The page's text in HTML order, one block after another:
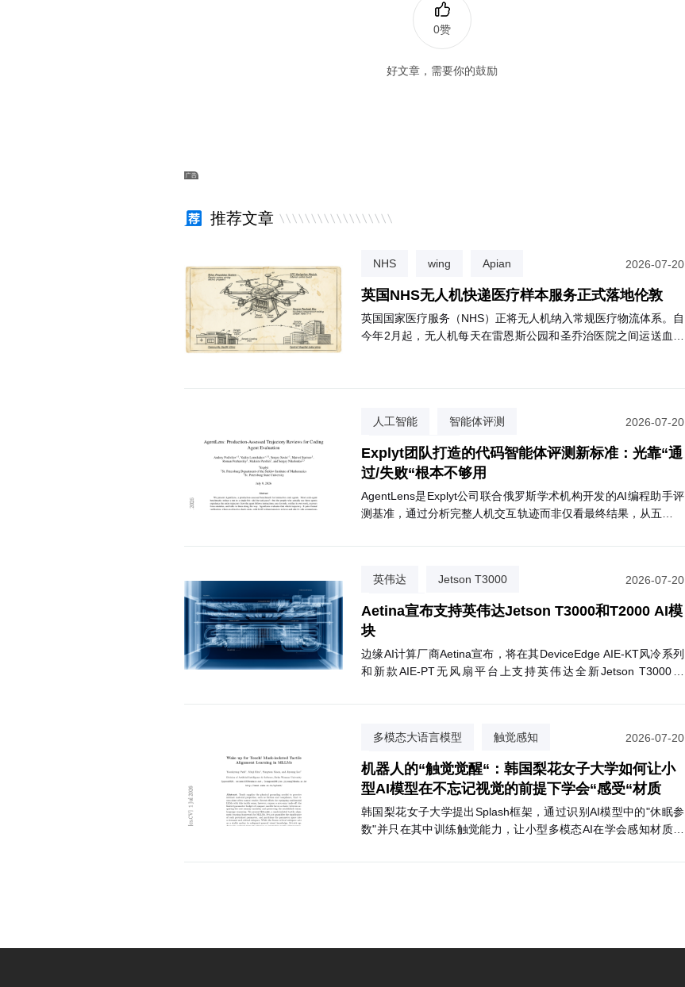
0赞
好文章，需要你的鼓励
推荐文章
NHS wing Apian 2026-07-20
英国NHS无人机快递医疗样本服务正式落地伦敦
英国国家医疗服务（NHS）正将无人机纳入常规医疗物流体系。自
今年2月起，无人机每天在雷恩斯公园和圣乔治医院之间运送血液
展至圣赫利尔、克罗伊登等多家医院，最终惠及约180万名患者。
人工智能
智能体评测
代码质量评估
2026-07-20
Explyt团队打造的代码智能体评测新标准：光靠“通
过/失败“根本不够用
AgentLens是Explyt公司联合俄罗斯学术机构开发的AI编程助手评
测基准，通过分析完整人机交互轨迹而非仅看最终结果，从五个维
英伟达 Jetson T3000
Aetina
2026-07-20
Aetina宣布支持英伟达Jetson T3000和T2000 AI模
块
边缘AI计算厂商Aetina宣布，将在其DeviceEdge AIE-KT风冷系列
和新款AIE-PT无风扇平台上支持英伟达全新Jetson T3000和
TFLOPS算力，功耗70W；T2000则提供400 FP4 TFLOPS，面向
季度上市，支持Nemotron、Cosmos 3等英伟达AI软件生态。
多模态大语言模型 触觉感知
掩码隔离训练
2026-07-20
机器人的“触觉觉醒“：韩国梨花女子大学如何让小
型AI模型在不忘记视觉的前提下学会“感受“材质
韩国梨花女子大学提出Splash框架，通过识别AI模型中的"休眠参
数"并只在其中训练触觉能力，让小型多模态AI在学会感知材质触
：100年前是电机，今天是AI，企业价
三一集团：数字化是必选项，AI是生存项
业最佳实践